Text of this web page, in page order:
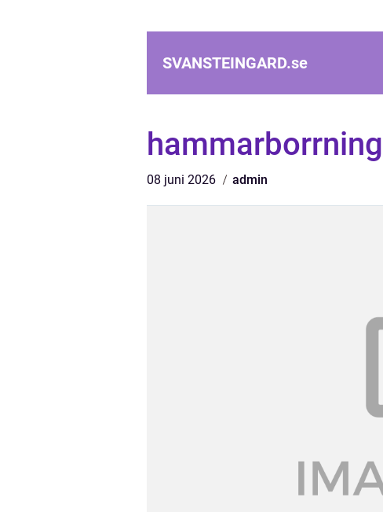
SVANSTEINGARD.se
hammarborrning
08 juni 2026 admin